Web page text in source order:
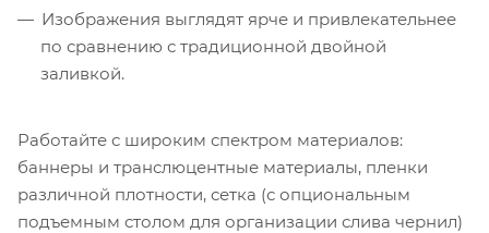
Изображения выглядят ярче и привлекательнее
по сравнению с традиционной двойной
заливкой.
Работайте с широким спектром материалов:
баннеры и транслюцентные материалы, пленки
различной плотности, сетка (с опциональным
подъемным столом для организации слива чернил)